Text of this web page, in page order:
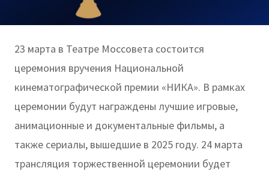
23 марта в Театре Моссовета состоится
церемония вручения Национальной
кинематографической премии «НИКА». В рамках
церемонии будут награждены лучшие игровые,
анимационные и документальные фильмы, а
также сериалы, вышедшие в 2025 году. 24 марта
трансляция торжественной церемонии будет